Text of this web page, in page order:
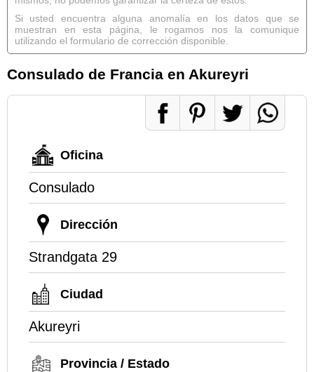
Si usted encuentra alguna anomalía en los datos que se
muestran en esta página, le rogamos nos la comunique
utilizando el formulario de corrección disponible.
Consulado de Francia en Akureyri
Oficina
Consulado
Dirección
Strandgata 29
Ciudad
Akureyri
Provincia / Estado